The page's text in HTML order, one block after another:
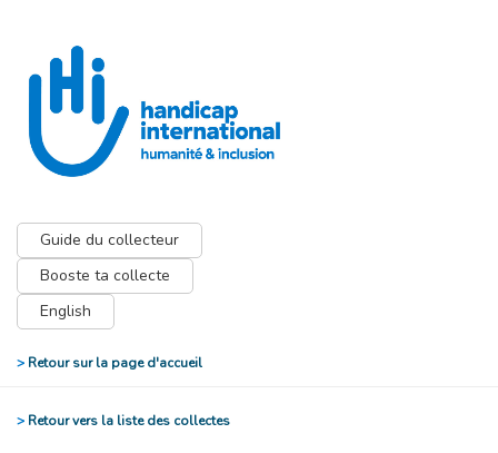
Guide du collecteur
Booste ta collecte
English
> Retour sur la page d'accueil
> Retour vers la liste des collectes